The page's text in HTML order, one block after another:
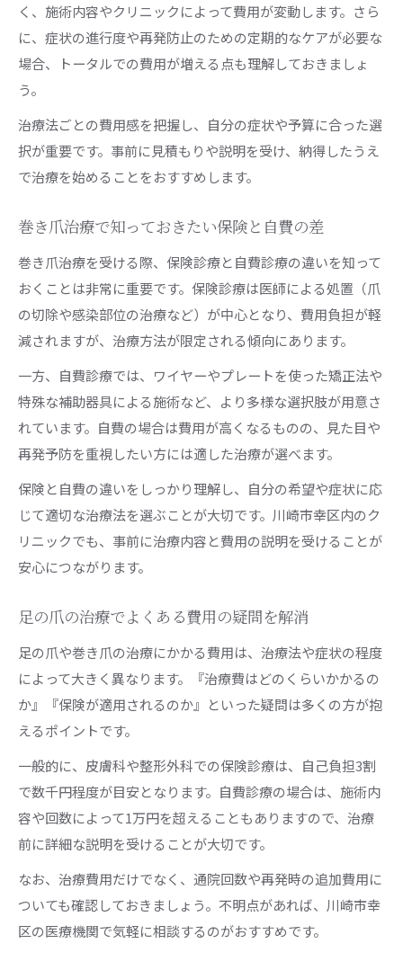
く、施術内容やクリニックによって費用が変動します。さら
に、症状の進行度や再発防止のための定期的なケアが必要な
場合、トータルでの費用が増える点も理解しておきましょ
う。
治療法ごとの費用感を把握し、自分の症状や予算に合った選
択が重要です。事前に見積もりや説明を受け、納得したうえ
で治療を始めることをおすすめします。
巻き爪治療で知っておきたい保険と自費の差
巻き爪治療を受ける際、保険診療と自費診療の違いを知って
おくことは非常に重要です。保険診療は医師による処置（爪
の切除や感染部位の治療など）が中心となり、費用負担が軽
減されますが、治療方法が限定される傾向にあります。
一方、自費診療では、ワイヤーやプレートを使った矯正法や
特殊な補助器具による施術など、より多様な選択肢が用意さ
れています。自費の場合は費用が高くなるものの、見た目や
再発予防を重視したい方には適した治療が選べます。
保険と自費の違いをしっかり理解し、自分の希望や症状に応
じて適切な治療法を選ぶことが大切です。川崎市幸区内のク
リニックでも、事前に治療内容と費用の説明を受けることが
安心につながります。
足の爪の治療でよくある費用の疑問を解消
足の爪や巻き爪の治療にかかる費用は、治療法や症状の程度
によって大きく異なります。『治療費はどのくらいかかるの
か』『保険が適用されるのか』といった疑問は多くの方が抱
えるポイントです。
一般的に、皮膚科や整形外科での保険診療は、自己負担3割
で数千円程度が目安となります。自費診療の場合は、施術内
容や回数によって1万円を超えることもありますので、治療
前に詳細な説明を受けることが大切です。
なお、治療費用だけでなく、通院回数や再発時の追加費用に
ついても確認しておきましょう。不明点があれば、川崎市幸
区の医療機関で気軽に相談するのがおすすめです。